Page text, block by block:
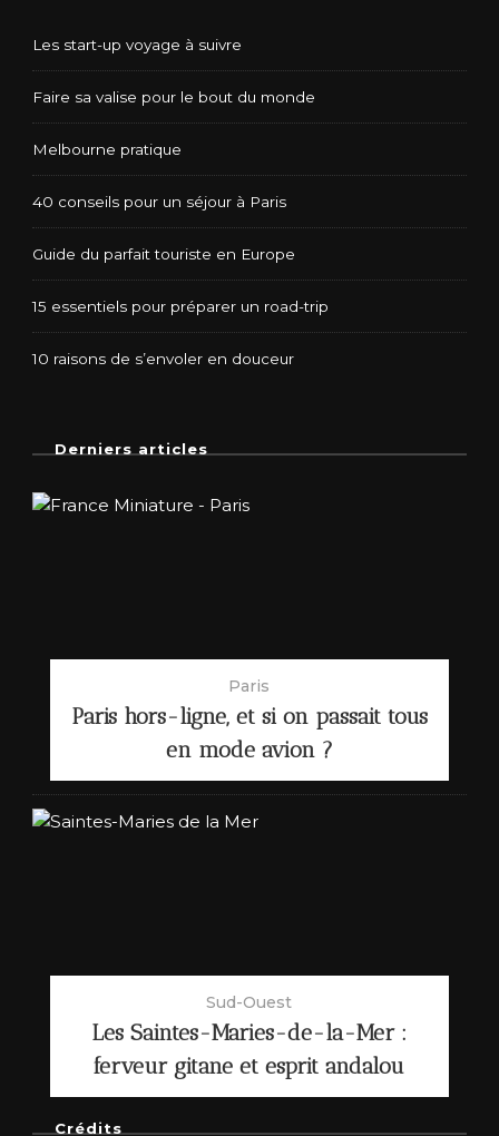
Les start-up voyage à suivre
Faire sa valise pour le bout du monde
Melbourne pratique
40 conseils pour un séjour à Paris
Guide du parfait touriste en Europe
15 essentiels pour préparer un road-trip
10 raisons de s’envoler en douceur
Derniers articles
Paris
Paris hors-ligne, et si on passait tous
en mode avion ?
Sud-Ouest
Les Saintes-Maries-de-la-Mer :
ferveur gitane et esprit andalou
Crédits